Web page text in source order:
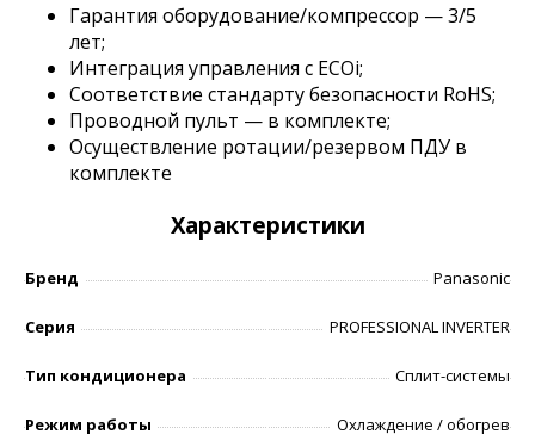
Гарантия оборудование/компрессор — 3/5
лет;
Интеграция управления с ECOi;
Соответствие стандарту безопасности RoHS;
Проводной пульт — в комплекте;
Осуществление ротации/резервом ПДУ в
комплекте
Характеристики
Бренд Panasonic
Серия PROFESSIONAL INVERTER
Тип кондиционера Сплит-системы
Режим работы Охлаждение / обогрев